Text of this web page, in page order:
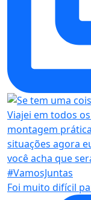
Foi muito difícil